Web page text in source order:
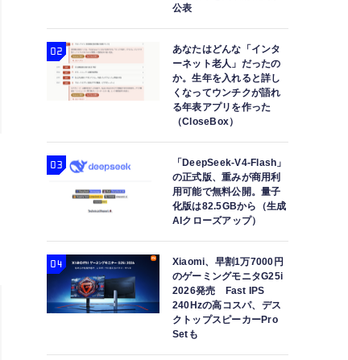
公表
あなたはどんな「インタ
ーネット老人」だったの
か。生年を入れると詳し
くなってウンチクが語れ
る年表アプリを作った
（CloseBox）
「DeepSeek-V4-Flash」
の正式版、重みが商用利
用可能で無料公開。量子
化版は82.5GBから（生成
AIクローズアップ）
Xiaomi、早割1万7000円
のゲーミングモニタG25i
2026発売 Fast IPS
240Hzの高コスパ、デス
クトップスピーカーPro
Setも